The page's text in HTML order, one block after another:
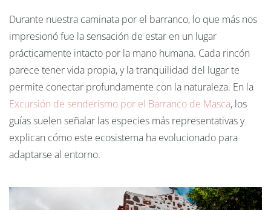
Durante nuestra caminata por el barranco, lo que más nos
impresionó fue la sensación de estar en un lugar
prácticamente intacto por la mano humana. Cada rincón
parece tener vida propia, y la tranquilidad del lugar te
permite conectar profundamente con la naturaleza. En la
Excursión de senderismo por el Barranco de Masca, los
guías suelen señalar las especies más representativas y
explican cómo este ecosistema ha evolucionado para
adaptarse al entorno.